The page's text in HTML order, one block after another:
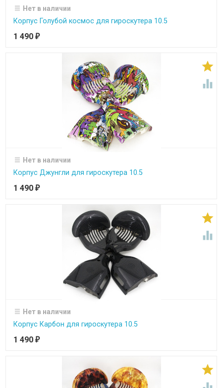
Нет в наличии
Корпус Голубой космос для гироскутера 10.5
1 490 ₽


Нет в наличии
Корпус Джунгли для гироскутера 10.5
1 490 ₽


Нет в наличии
Корпус Карбон для гироскутера 10.5
1 490 ₽
